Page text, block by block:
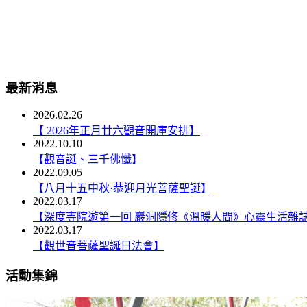
最新消息
2026.02.26
【 2026年正月廿六觀音開庫安排】
2022.10.10
【觀音誕、三千佛懺】
2022.09.05
【八月十五中秋·恭迎月光菩薩聖誕】
2022.03.17
【深度寺院遊第一回 巖洞隱修《溫暖人間》心靈生活雜
2022.03.17
【觀世音菩薩聖誕日法會】
活動集錦